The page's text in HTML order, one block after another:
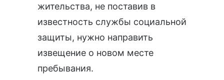
жительства, не поставив в
известность службы социальной
защиты, нужно направить
извещение о новом месте
пребывания.